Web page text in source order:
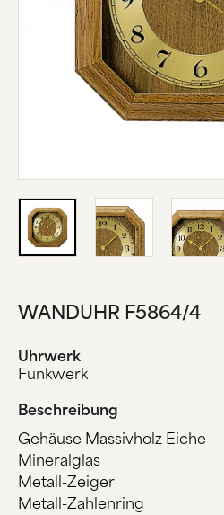
VINTAGE
NATUR
ANFRAGE
FIRMENGESCHICHTE
SCHWARZWALD
KONTAKT
WANDUHR F5864/4
Uhrwerk
Funkwerk
Beschreibung
Gehäuse Massivholz Eiche
Mineralglas
Metall-Zeiger
Metall-Zahlenring